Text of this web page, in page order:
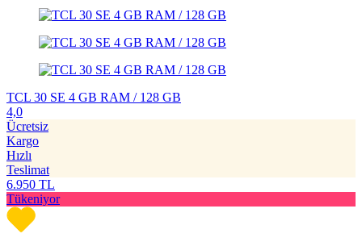
TCL 30 SE 4 GB RAM / 128 GB
4,0
Ücretsiz
Kargo
Hızlı
Teslimat
6.950 TL
Tükeniyor